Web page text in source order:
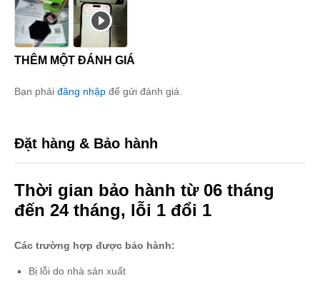
THÊM MỘT ĐÁNH GIÁ
Bạn phải đăng nhập để gửi đánh giá.
Đặt hàng & Bảo hành
Thời gian bảo hành từ 06 tháng
đến 24 tháng, lỗi 1 đổi 1
Các trường hợp được bảo hành:
Bị lỗi do nhà sản xuất